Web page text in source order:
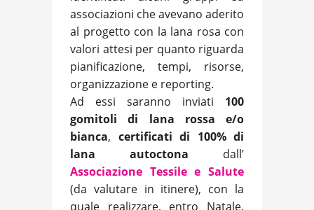
associazioni che avevano aderito
al progetto con la lana rosa con
valori attesi per quanto riguarda
pianificazione, tempi, risorse,
organizzazione e reporting.
Ad essi saranno inviati 100
gomitoli di lana rossa e/o
bianca, certificati di 100% di
lana autoctona dall’
Associazione Tessile e Salute
(da valutare in itinere), con la
quale realizzare, entro Natale,